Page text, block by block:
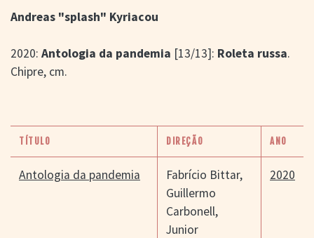
> BUSCA AVANÇADA
> FILMOGRAFIAS DE
> DISCOGRAFIAS
LOCALIZAÇÃO
Andreas "splash" Kyriacou
2020: Antologia da pandemia [13/13]: Roleta russa.
Chipre, cm.
TÍTULO DIREÇÃO ANO
Antologia da pandemia Fabrício Bittar,
Guillermo
Carbonell,
Junior
2020